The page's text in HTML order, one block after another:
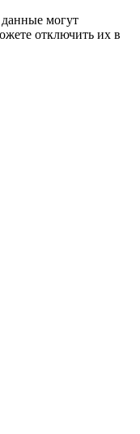
могут
отключить их в